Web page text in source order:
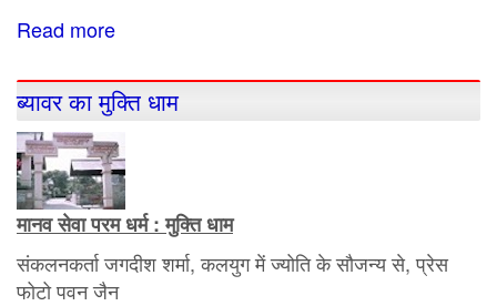
Read more
की
मशहूर
तिलपट्टी
ब्यावर का मुक्ति धाम
मानव सेवा परम धर्म : मुक्ति धाम
संकलनकर्ता जगदीश शर्मा, कलयुग में ज्योति के सौजन्य से, प्रेस
फोटो पवन जैन